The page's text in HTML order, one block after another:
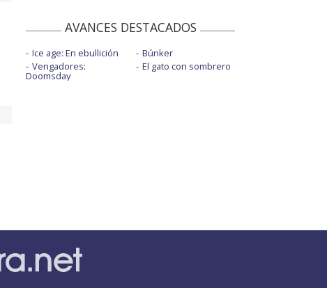
AVANCES DESTACADOS
Ice age: En ebullición
Vengadores:
Doomsday
Búnker
El gato con sombrero